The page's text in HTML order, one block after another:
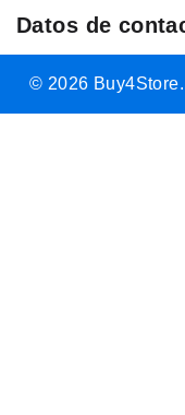
Datos de
© 2026